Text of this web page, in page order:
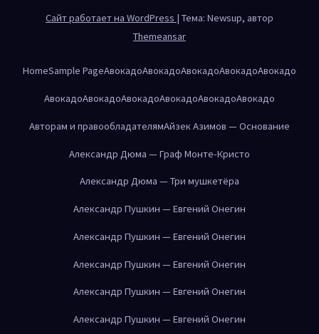
Сайт работает на WordPress | Тема: Newsup, автор
Themeansar
HomeSample PageАвокадоАвокадоАвокадоАвокадоАвокадо
АвокадоАвокадоАвокадоАвокадоАвокадоАвокадо
Авторам и правообладателямАйзек Азимов — Основание
Александр Дюма — Граф Монте-Кристо
Александр Дюма — Три мушкетёра
Александр Пушкин — Евгений Онегин
Александр Пушкин — Евгений Онегин
Александр Пушкин — Евгений Онегин
Александр Пушкин — Евгений Онегин
Александр Пушкин — Евгений Онегин